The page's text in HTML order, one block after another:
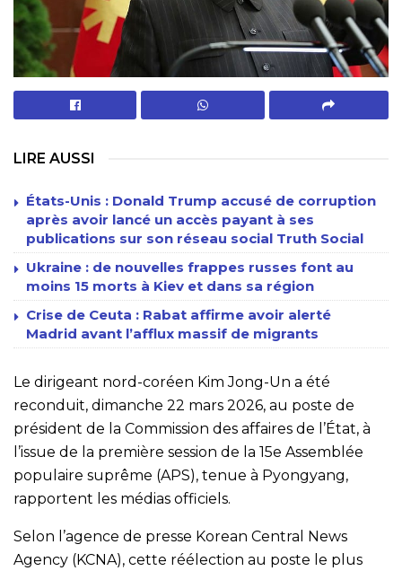
LIRE AUSSI
États-Unis : Donald Trump accusé de corruption
après avoir lancé un accès payant à ses
publications sur son réseau social Truth Social
Ukraine : de nouvelles frappes russes font au
moins 15 morts à Kiev et dans sa région
Crise de Ceuta : Rabat affirme avoir alerté
Madrid avant l’afflux massif de migrants
Le dirigeant nord-coréen Kim Jong-Un a été
reconduit, dimanche 22 mars 2026, au poste de
président de la Commission des affaires de l’État, à
l’issue de la première session de la 15e Assemblée
populaire suprême (APS), tenue à Pyongyang,
rapportent les médias officiels.
Selon l’agence de presse Korean Central News
Agency (KCNA), cette réélection au poste le plus